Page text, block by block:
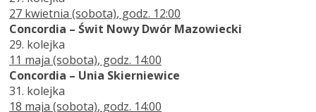
27 kwietnia (sobota), godz. 12:00
Concordia – Świt Nowy Dwór Mazowiecki
29. kolejka
11 maja (sobota), godz. 14:00
Concordia – Unia Skierniewice
31. kolejka
18 maja (sobota), godz. 14:00